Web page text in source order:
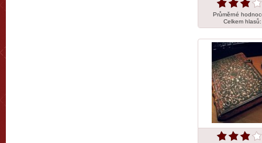
Průměrné
Celkem